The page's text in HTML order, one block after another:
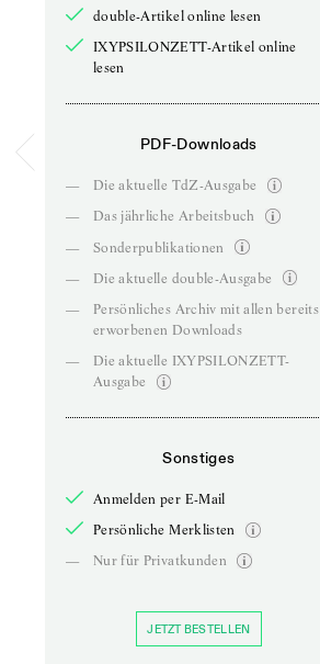
double-Artikel online lesen
IXYPSILONZETT-Artikel online
lesen
PDF-Downloads
—
Die aktuelle TdZ-Ausgabe
—
Das jährliche Arbeitsbuch
—
Sonderpublikationen
—
Die aktuelle double-Ausgabe
—
Persönliches Archiv mit allen bereits
erworbenen Downloads
—
Die aktuelle IXYPSILONZETT-
Ausgabe
Sonstiges
Anmelden per E-Mail
Persönliche Merklisten
—
Nur für Privatkunden
JETZT BESTELLEN